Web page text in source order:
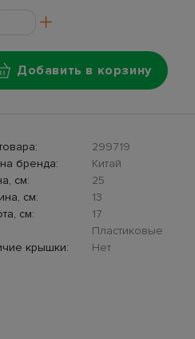
Добавить в корзину
299719
бренда:
Китай
см:
25
см:
13
см:
17
Пластиковые
крышки:
Нет